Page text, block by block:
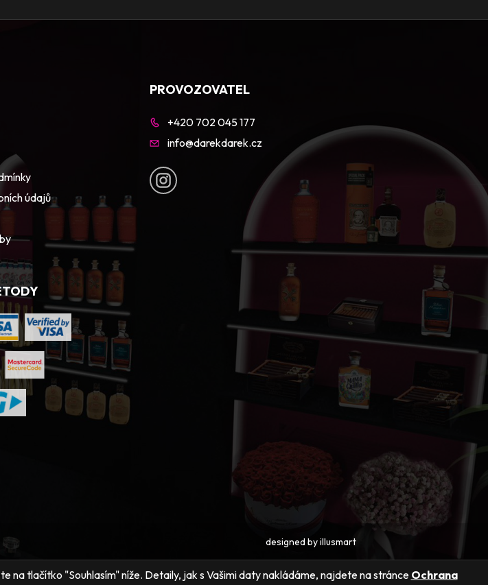
údajů
PROVOZOVATEL
+420 702 045 177
info@darekdarek.cz
designed byillusmart
na tlačítko "Souhlasím" níže. Detaily, jak s Vašimi daty nakládáme, najdete na stránce Ochrana